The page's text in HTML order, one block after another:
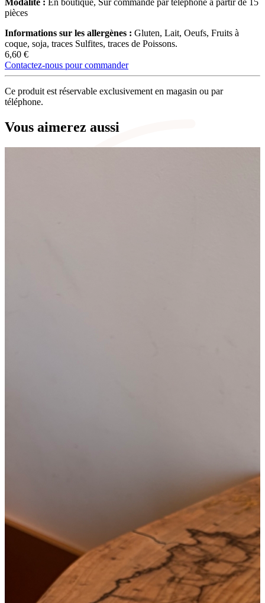
pièces
Informations sur les allergènes : Gluten, Lait, Oeufs, Fruits à
coque, soja, traces Sulfites, traces de Poissons.
6,60 €
Contactez-nous pour commander
Ce produit est réservable exclusivement en magasin ou par
téléphone.
Vous aimerez aussi